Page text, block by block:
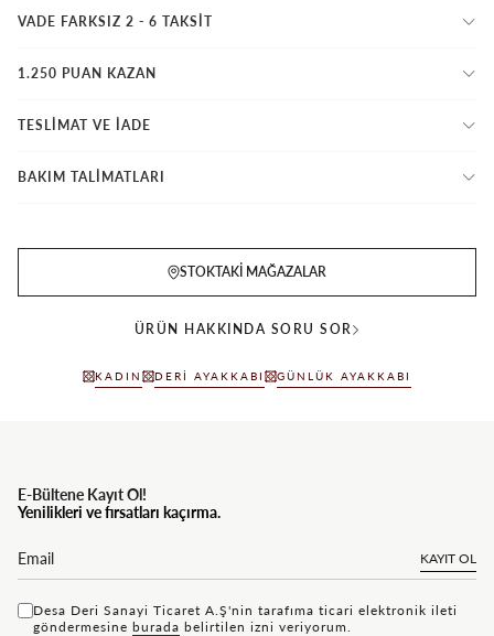
VADE FARKSIZ 2 - 6 TAKSIT
1.250 PUAN KAZAN
TESLİMAT VE İADE
BAKIM TALİMATLARI
STOKTAKI MAĞAZALAR
ÜRÜN HAKKINDA SORU SOR
KADIN DERI AYAKKABI GÜNLÜK AYAKKABI
E-Bültene Kayıt Ol!
Yenilikleri ve fırsatları kaçırma.
KAYIT OL
Desa Deri Sanayi Ticaret A.Ş'nin tarafıma ticari elektronik ileti
göndermesine bu rada belirtilen izni veriyorum.